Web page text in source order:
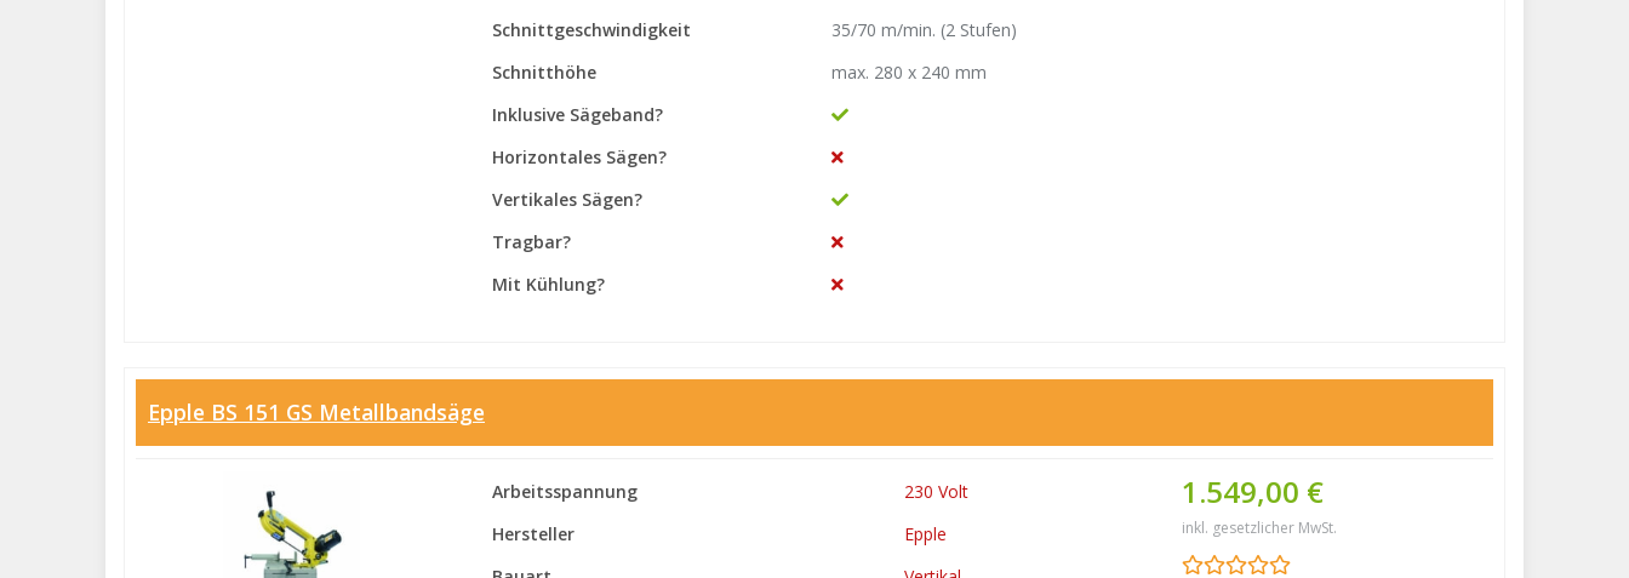
Schnittgeschwindigkeit
35/70 m/min. (2 Stufen)
Schnitthöhe
max. 280 x 240 mm
Inklusive Sägeband?
Horizontales Sägen?
Vertikales Sägen?
Tragbar?
Mit Kühlung?
Epple BS 151 GS Metallbandsäge
1.549,00 €
inkl. gesetzlicher MwSt.
Arbeitsspannung
230 Volt
Hersteller
Epple